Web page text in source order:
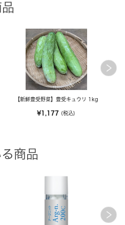
【新鮮豊受野菜】豊受キュウリ 1kg
¥1,177 (税込)
商品